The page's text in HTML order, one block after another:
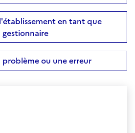
en tant que
gestionnaire
problème ou une erreur